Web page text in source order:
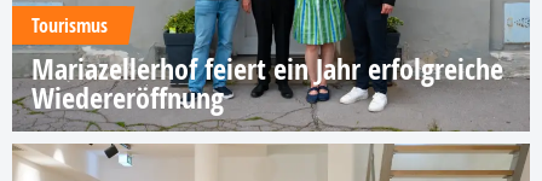
Tourismus
Mariazellerhof feiert ein Jahr erfolgreiche
Wiedereröffnung